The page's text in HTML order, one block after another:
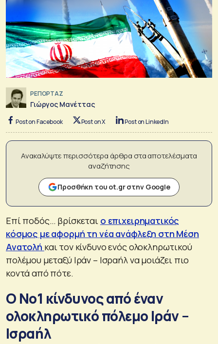
ΡΕΠΟΡΤΑΖ
Γιώργος Μανέττας
Post on Facebook Post on X Post on LinkedIn
Ανακαλύψτε περισσότερα άρθρα στα αποτελέσματα
αναζήτησης
Προσθήκη του ot.gr στην Google
Επί ποδός… βρίσκεται ο επιχειρηματικός
κόσμος με αφορμή τη νέα ανάφλεξη στη Μέση
Ανατολή και τον κίνδυνο ενός ολοκληρωτικού
πολέμου μεταξύ Ιράν – Ισραήλ να μοιάζει πιο
κοντά από πότε.
Ο Νο1 κίνδυνος από έναν
ολοκληρωτικό πόλεμο Ιράν –
Ισραήλ